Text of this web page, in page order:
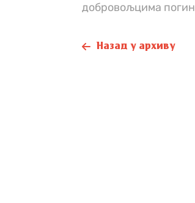
добровољцима
Назад у архиву